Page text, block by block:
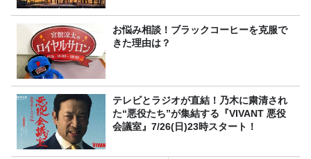
お悩み相談！ブラックコーヒーを克服で
きた理由は？
テレビとラジオが直結！乃木に粛清され
た“悪役たち”が集結する『VIVANT 悪役
会議室』7/26(日)23時スタート！